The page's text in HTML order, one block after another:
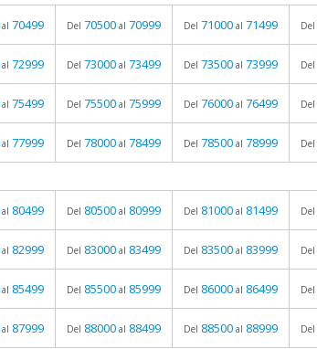
al 70499 Del 70500 al 70999 Del 71000 al 71499 Del
al 72999 Del 73000 al 73499 Del 73500 al 73999 Del
al 75499 Del 75500 al 75999 Del 76000 al 76499 Del
al 77999 Del 78000 al 78499 Del 78500 al 78999 Del
al 80499 Del 80500 al 80999 Del 81000 al 81499 Del
al 82999 Del 83000 al 83499 Del 83500 al 83999 Del
al 85499 Del 85500 al 85999 Del 86000 al 86499 Del
al 87999 Del 88000 al 88499 Del 88500 al 88999 Del